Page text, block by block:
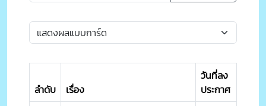
ลำดับ เรื่อง
วันที่ลง
ประกาศ